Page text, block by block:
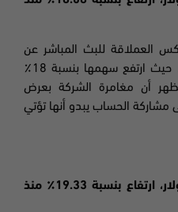
العملاقة للبث المباشر عن
أرباحها للربع الأول في 18 أبريل. حيث ارتفع سهمها بنسبة 18٪
أن مغامرة الشركة بعرض
مشاركة الحساب يبدو أنها تؤتي
ارتفاع بنسبة
منذ